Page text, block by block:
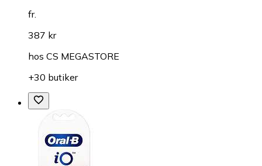
fr.
387 kr
hos CS MEGASTORE
+30 butiker